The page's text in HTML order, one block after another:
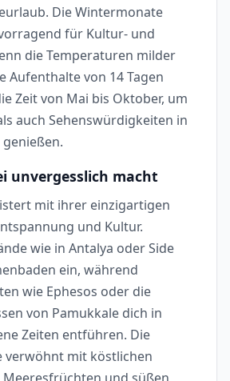
Die Wintermonate
für Kultur- und
die Temperaturen milder
Aufenthalte von 14 Tagen
Zeit von Mai bis Oktober, um
auch Sehenswürdigkeiten in
unvergesslich macht
mit ihrer einzigartigen
und Kultur.
wie in Antalya oder Side
ein, während
wie Ephesos oder die
von Pamukkale dich in
Zeiten entführen. Die
verwöhnt mit köstlichen